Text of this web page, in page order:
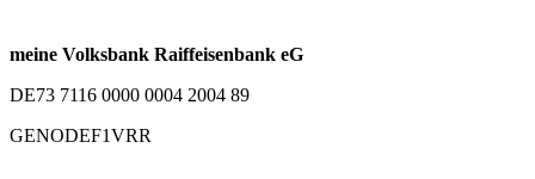
meine Volksbank Raiffeisenbank eG
DE73 7116 0000 0004 2004 89
GENODEF1VRR